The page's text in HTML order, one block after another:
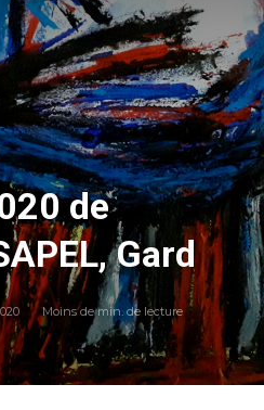
de
Gard
Moins demin. de lecture